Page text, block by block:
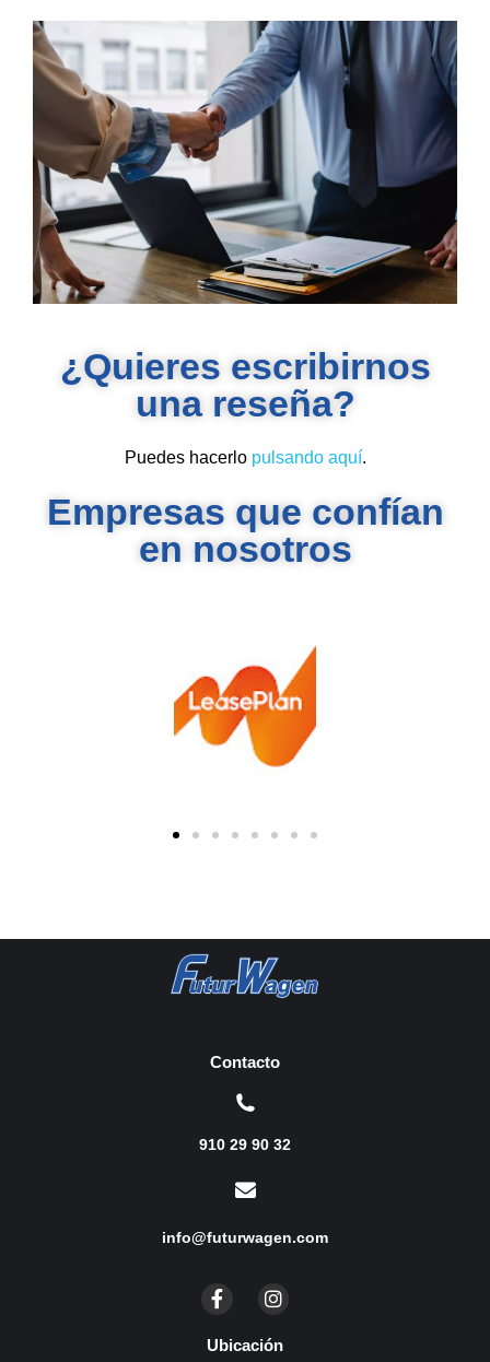
¿Quieres escribirnos
una reseña?
Puedes hacerlo pulsando aquí.
Empresas que confían
en nosotros
Contacto
910 29 90 32
info@futurwagen.com
Ubicación